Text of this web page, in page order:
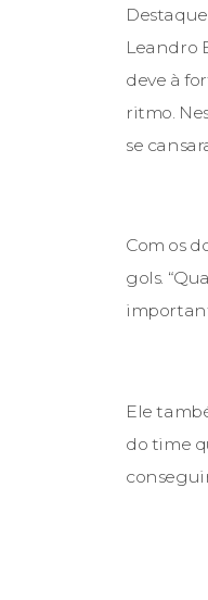
Leandro
deve à
ritmo.
se
Com os
gols.
Ele
do time